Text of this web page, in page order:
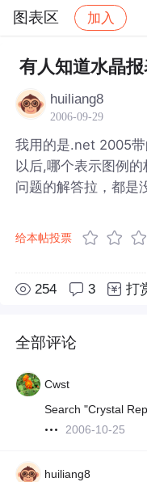
图表区 加入
社区 图表区
有人知道水晶
huiliang8
2006-09-29
我用的是.net 2005
以后,哪个表示图例
问题的解答拉，都是
给本帖投票
254 3 打
全部评论
Cwst
Search "Crystal
2006-10-25
huiliang8